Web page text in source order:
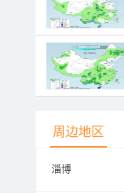
周边地区
淄博